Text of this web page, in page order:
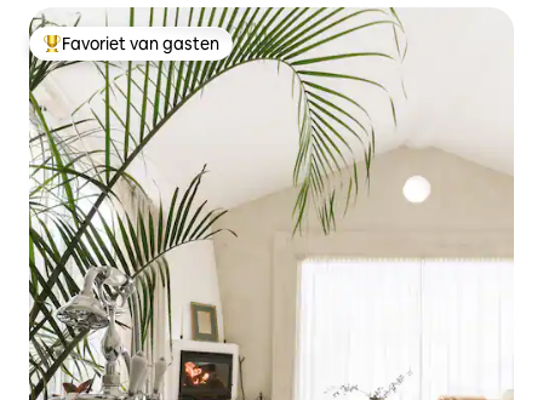
Topfavoriet van gasten
Favoriet van gasten